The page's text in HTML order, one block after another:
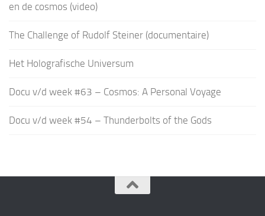
en de cosmos (video)
The Challenge of Rudolf Steiner (documentaire)
Het Holografische Universum
Docu v/d week #63 – Cosmos: A Personal Voyage
Docu v/d week #54 – Thunderbolts of the Gods